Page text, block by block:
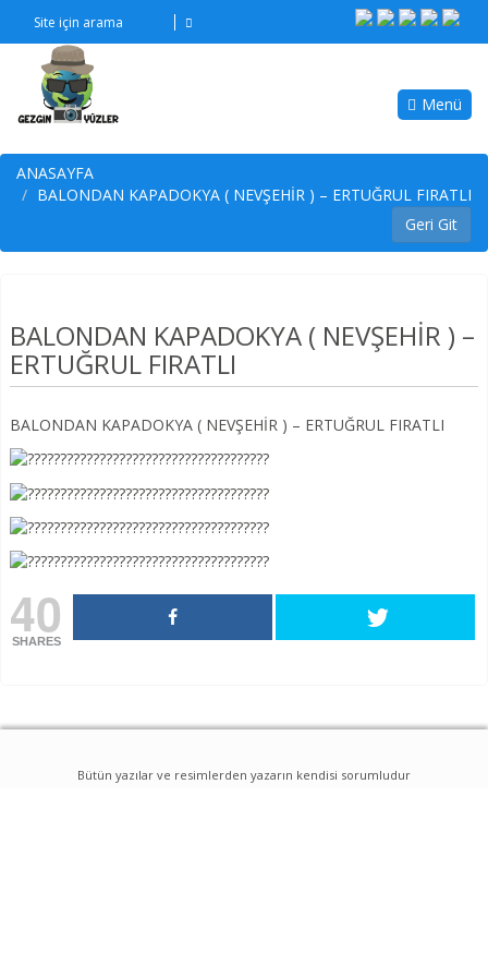
Menü
ANASAYFA
BALONDAN KAPADOKYA ( NEVŞEHİR ) – ERTUĞRUL FIRATLI
BALONDAN KAPADOKYA ( NEVŞEHİR ) –
ERTUĞRUL FIRATLI
BALONDAN KAPADOKYA ( NEVŞEHİR ) – ERTUĞRUL FIRATLI
40
SHARES
Bütün yazılar ve resimlerden yazarın kendisi sorumludur